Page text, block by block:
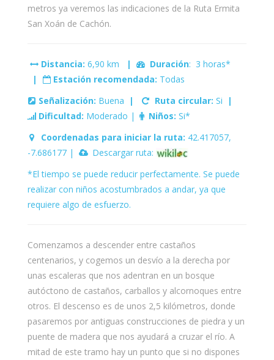
metros ya veremos las indicaciones de la Ruta Ermita
San Xoán de Cachón.
Distancia: 6,90 km | Duración: 3 horas*
|
Estación recomendada: Todas
Señalización: Buena | Ruta circular: Si
|
Dificultad: Moderado | Niños: Si*
Coordenadas para iniciar la ruta: 42.417057,
-7.686177 |
Descargar ruta:
*El tiempo se puede reducir perfectamente. Se puede
realizar con niños acostumbrados a andar, ya que
requiere algo de esfuerzo.
Comenzamos a descender entre castaños
centenarios, y cogemos un desvío a la derecha por
unas escaleras que nos adentran en un bosque
autóctono de castaños, carballos y alcornoques entre
otros. El descenso es de unos 2,5 kilómetros, donde
pasaremos por antiguas construcciones de piedra y un
puente de madera que nos ayudará a cruzar el río. A
mitad de este tramo hay un punto que si no dispones